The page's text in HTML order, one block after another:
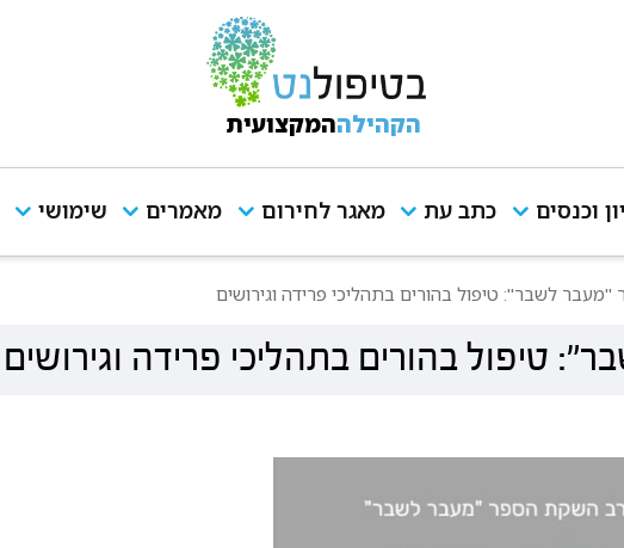
הקהילההמקצועית
וכנסים כתב עת מאגר לחירום מאמרים שימושי
לשבר": טיפול בהורים בתהליכי פרידה וגירושים
בהורים בתהליכי פרידה וגירושים